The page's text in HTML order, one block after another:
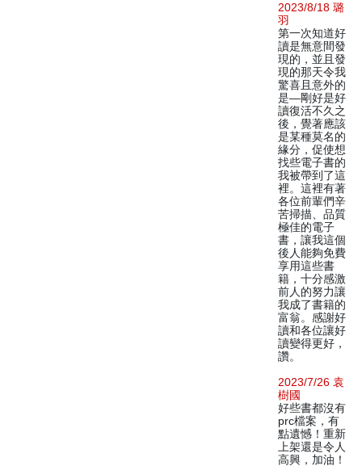
2023/8/18 璐
羽
第一次知道好
讀是無意間發
現的，並且發
現的那天令我
驚喜且意外的
是—剛好是好
讀復活不久之
後，覺著應該
是某種莫名的
緣分，促使想
找些電子書的
我被帶到了這
裡。這裡有著
各位前輩們辛
苦掃描、品質
極佳的電子
書，讓我這個
後人能夠免費
享用這些書
籍，十分感激
前人的努力讓
我成了書籍的
富翁。感謝好
讀和各位讓好
讀變得更好，
讚。
2023/7/26 袁
樹國
好些書都沒有
prc檔案，有
點遺憾！重新
上架還是令人
高興，加油！